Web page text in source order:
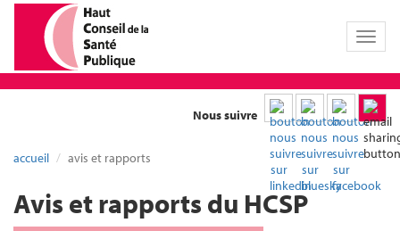
Toggle
Nous suivre
accueil avis et rapports
Avis et rapports du HCSP